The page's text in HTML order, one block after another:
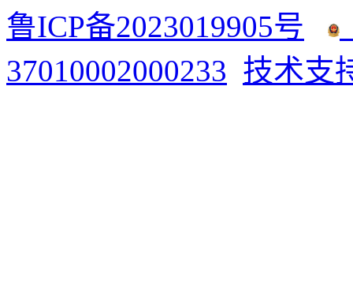
鲁ICP备2023019905号
37010002000233 技术支